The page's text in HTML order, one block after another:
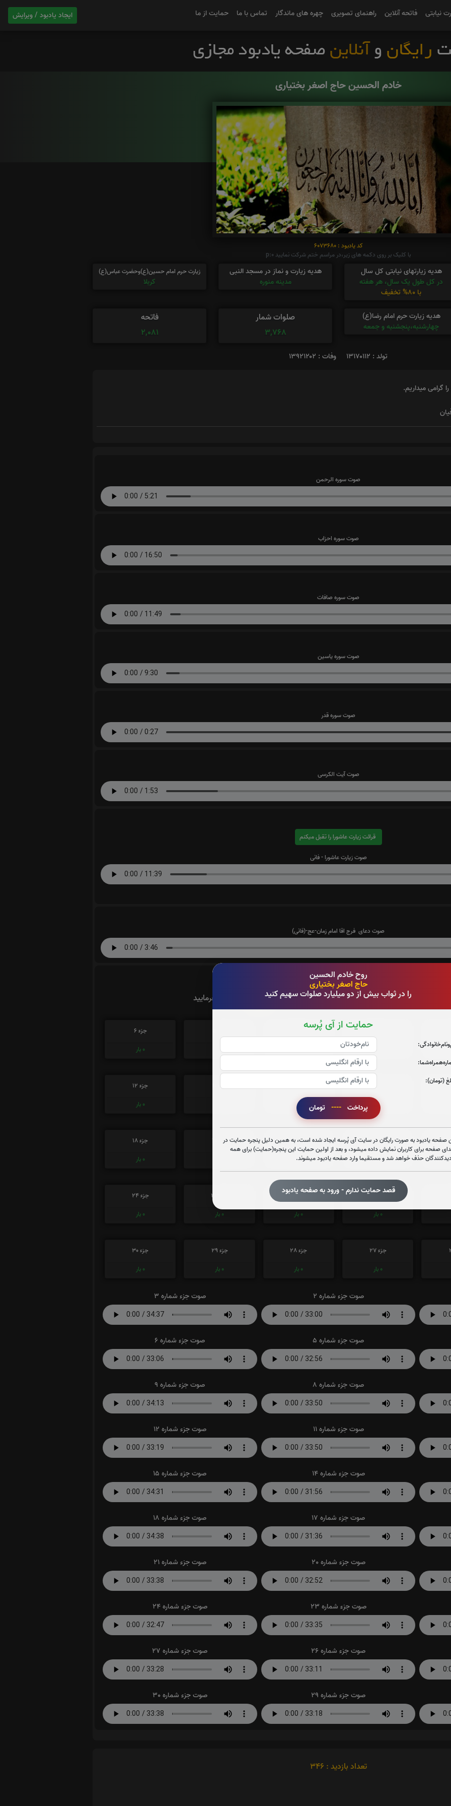
ایجاد یادبود / ویرایش نیابتی فاتحه آنلاین راهنمای تصویری چهره های ماندگار تماس با ما حمایت از ما
روح خادم الحسین
حاج اصغر بختیاری
را در ثواب بیش از دو میلیارد صلوات سهیم کنید
حمایت از آی پُرسه
(تومان):
پرداخت ---- تومان
صفحه یادبود به صورت رایگان در سایت آی پُرسه ایجاد شده است، به همین دلیل پنجره حمایت در
صفحه برای کاربران نمایش داده میشود، و بعد از اولین حمایت این پنجره(حمایت) برای همه
حذف خواهد شد و مستقیما وارد صفحه یادبود میشوند.
قصد حمایت ندارم - ورود به صفحه یادبود
خادم الحسین حاج اصغر بختیاری
کد یادبود : 6073680
با کلیک بر روی دکمه های زیر،در مراسم ختم شرکت نمایید p:0
هدیه زیارتهای نیابتی کل سال
در کل طول یک سال، هر هفته
با 80% تخفیف
هدیه زیارت و نماز در مسجد النبی
مدینه منوره
زیارت حرم امام حسین(ع)وحضرت عباس(ع)
کربلا
هدیه زیارت حرم امام رضا(ع)
چهارشنبه،پنجشنبه و جمعه
صلوات شمار
3,768
فاتحه
2,081
تولد : ۱۳۱۷۰۱۱۲ وفات : ۱۳۹۲۱۲۰۲
گرامی میداریم.
صوت سوره الرحمن
صوت سوره احزاب
صوت سوره صافات
صوت سوره یاسین
صوت سوره قدر
صوت آیت الکرسی
قرائت زیارت عاشورا را تقبل میکنم
صوت زیارت عاشورا - فانی
صوت دعای فرج اقا امام زمان-عج-(فانی)
تعداد دفعات ختم قران:
در ختم قرآن کریم پیشنهاد میشود حضرتعالی جزء شماره
را قرائت بفرمایید
بار
1
جزء 6
0 بار
جزء 9
1بار بار
جزء 11
جزء 12
0 بار
جزء 15
0بار
جزء 16
0بار
جزء 17
جزء 18
0 بار
جزء 21
0 بار
جزء 22
0 بار
0 بار
جزء 24
0 بار
جزء 27
0 بار
جزء 28
0 بار
جزء 29
0 بار
جزء 30
0 بار
صوت جزء شماره 2 صوت جزء شماره 3
صوت جزء شماره 5 صوت جزء شماره 6
صوت جزء شماره 8 صوت جزء شماره 9
صوت جزء شماره 11 صوت جزء شماره 12
صوت جزء شماره 14 صوت جزء شماره 15
صوت جزء شماره 17 صوت جزء شماره 18
صوت جزء شماره 20 صوت جزء شماره 21
صوت جزء شماره 23 صوت جزء شماره 24
صوت جزء شماره 26 صوت جزء شماره 27
صوت جزء شماره 29 صوت جزء شماره 30
تعداد بازدید : 346